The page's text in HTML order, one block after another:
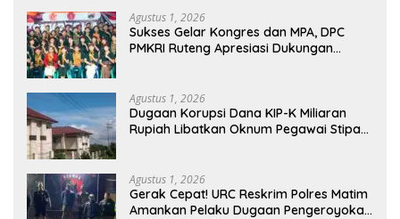
Agustus 1, 2026
Sukses Gelar Kongres dan MPA, DPC
PMKRI Ruteng Apresiasi Dukungan
Agustus 1, 2026
Dugaan Korupsi Dana KIP-K Miliaran
Rupiah Libatkan Oknum Pegawai Stipas
Agustus 1, 2026
Gerak Cepat! URC Reskrim Polres Matim
Amankan Pelaku Dugaan Pengeroyokan